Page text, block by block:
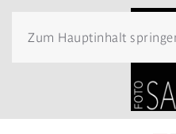
Zum Hauptinhalt